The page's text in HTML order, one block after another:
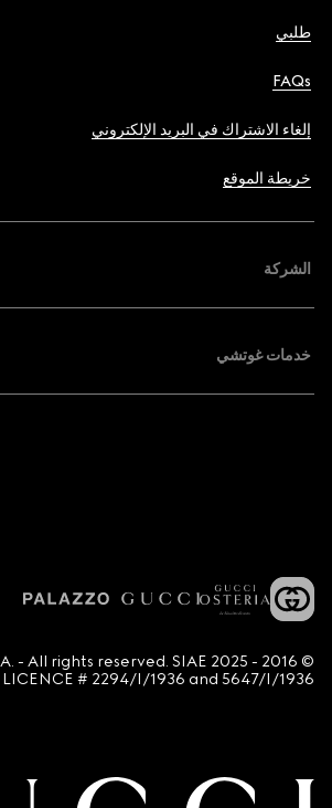
طلبي
FAQs
إلغاء الاشتراك في البريد الإلكتروني
خريطة الموقع
الشركة
خدمات غوتشي
S.p.A. - All rights reserved. SIAE
LICENCE # 2294/I/1936 and 5647/I/1936